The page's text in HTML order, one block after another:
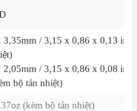
3,35mm / 3,15 x 0,86 x 0,13
/ 3,15 x 0,86 x 0,08 inch
bộ tản nhiệt)
(kèm bộ tản nhiệt)